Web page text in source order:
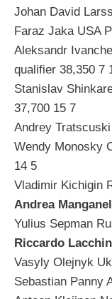
Johan David
Faraz Jaka USA
Aleksandr
qualifier 38,350 7
Stanislav
37,700 15 7
Andrey
Wendy Monosky
14 5
Vladimir Kichigin
Andrea
Yulius Sepman
Riccardo
Vasyly Olejnyk
Sebastian Panny